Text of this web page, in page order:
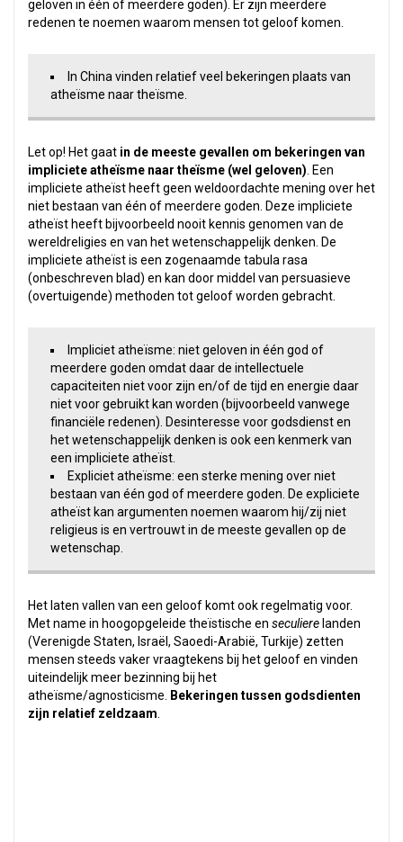
geloven in één of meerdere goden). Er zijn meerdere
redenen te noemen waarom mensen tot geloof komen.
In China vinden relatief veel bekeringen plaats van
atheïsme naar theïsme.
Let op! Het gaat in de meeste gevallen om bekeringen van
impliciete atheïsme naar theïsme (wel geloven) . Een
impliciete atheïst heeft geen weldoordachte mening over het
niet bestaan van één of meerdere goden. Deze impliciete
atheïst heeft bijvoorbeeld nooit kennis genomen van de
wereldreligies en van het wetenschappelijk denken. De
impliciete atheïst is een zogenaamde tabula rasa
(onbeschreven blad) en kan door middel van persuasieve
(overtuigende) methoden tot geloof worden gebracht.
Impliciet atheïsme: niet geloven in één god of
meerdere goden omdat daar de intellectuele
capaciteiten niet voor zijn en/of de tijd en energie daar
niet voor gebruikt kan worden (bijvoorbeeld vanwege
financiële redenen). Desinteresse voor godsdienst en
het wetenschappelijk denken is ook een kenmerk van
een impliciete atheïst.
Expliciet atheïsme: een sterke mening over niet
bestaan van één god of meerdere goden. De expliciete
atheïst kan argumenten noemen waarom hij/zij niet
religieus is en vertrouwt in de meeste gevallen op de
wetenschap.
Het laten vallen van een geloof komt ook regelmatig voor.
Met name in hoogopgeleide theïstische en seculiere landen
(Verenigde Staten, Israël, Saoedi-Arabië, Turkije) zetten
mensen steeds vaker vraagtekens bij het geloof en vinden
uiteindelijk meer bezinning bij het
atheïsme/agnosticisme.
Bekeringen tussen godsdienten
zijn relatief zeldzaam